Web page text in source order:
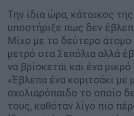
Την ίδια ώρα, κάτοικος
υποστήριξε πως δεν
Μίχο με το δεύτερο
μετρό στα Σεπόλια αλλά
να βρίσκεται και ένα μικρό
«Έβλεπα ένα κοριτσάκι με
σχολιαρόπαιδο το οποίο
τους, καθόταν λίγο πιο